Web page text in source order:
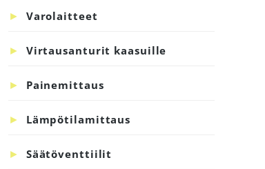
Varolaitteet
Virtausanturit kaasuille
Painemittaus
Lämpötilamittaus
Säätöventtiilit